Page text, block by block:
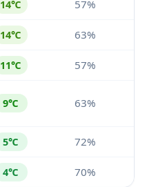
14℃ 57%
14℃ 63%
11℃ 57%
9℃ 63%
5℃ 72%
4℃ 70%